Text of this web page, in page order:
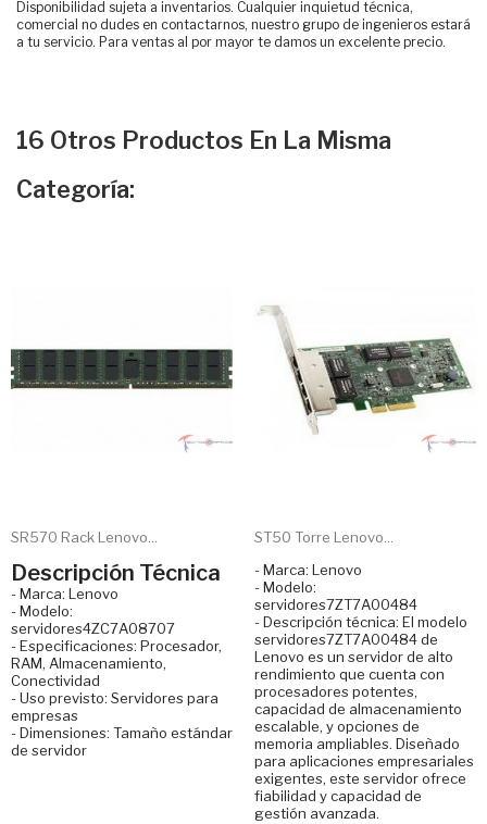
Disponibilidad sujeta a inventarios. Cualquier inquietud técnica,
comercial no dudes en contactarnos, nuestro grupo de ingenieros estará
a tu servicio. Para ventas al por mayor te damos un excelente precio.
16 Otros Productos En La Misma
Categoría:
SR570 Rack Lenovo...
Descripción Técnica
- Marca: Lenovo
- Modelo:
servidores4ZC7A08707
- Especificaciones: Procesador,
RAM, Almacenamiento,
Conectividad
- Uso previsto: Servidores para
empresas
- Dimensiones: Tamaño estándar
de servidor
ST50 Torre Lenovo...
- Marca: Lenovo
- Modelo:
servidores7ZT7A00484
- Descripción técnica: El modelo
servidores7ZT7A00484 de
Lenovo es un servidor de alto
rendimiento que cuenta con
procesadores potentes,
capacidad de almacenamiento
escalable, y opciones de
memoria ampliables. Diseñado
para aplicaciones empresariales
exigentes, este servidor ofrece
fiabilidad y capacidad de
gestión avanzada.